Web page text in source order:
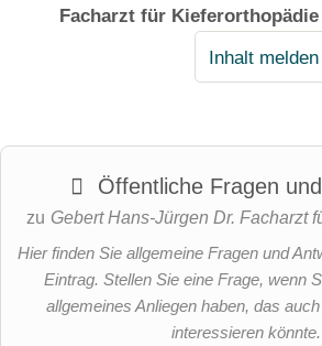
Facharzt für Kieferorthopädie
Inhalt melden
Öffentliche Fragen
zu Gebert Hans-Jürgen Dr. Facharzt
Hier finden Sie allgemeine Fragen und
Eintrag. Stellen Sie eine Frage, wenn
allgemeines Anliegen haben, das
interessieren könnte.